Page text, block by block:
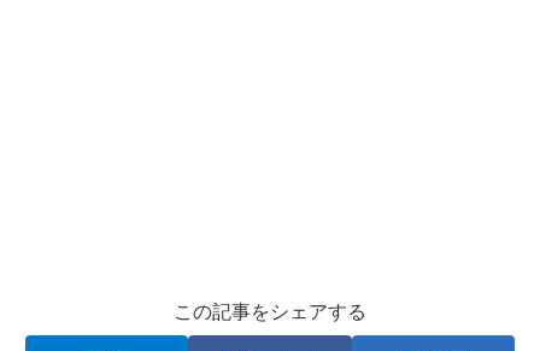
この記事をシェアする